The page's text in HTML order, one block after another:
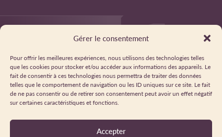
Gérer le consentement
Pour offrir les meilleures expériences, nous utilisons des technologies telles
que les cookies pour stocker et/ou accéder aux informations des appareils. Le
fait de consentir à ces technologies nous permettra de traiter des données
telles que le comportement de navigation ou les ID uniques sur ce site. Le fait
de ne pas consentir ou de retirer son consentement peut avoir un effet négatif
sur certaines caractéristiques et fonctions.
Accepter